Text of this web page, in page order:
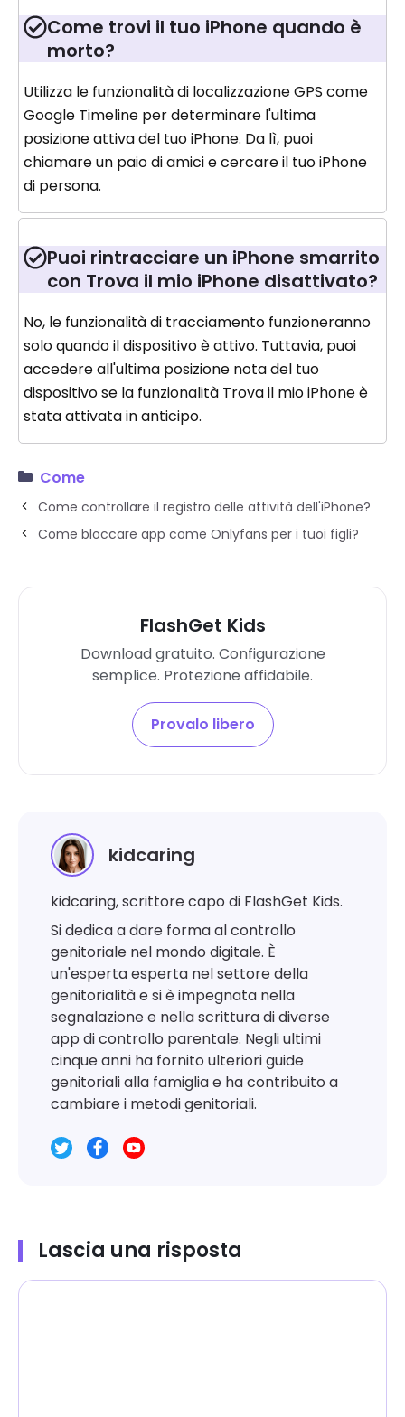
Come trovi il tuo iPhone quando è
morto?
Utilizza le funzionalità di localizzazione GPS come
Google Timeline per determinare l'ultima
posizione attiva del tuo iPhone. Da lì, puoi
chiamare un paio di amici e cercare il tuo iPhone
di persona.
Puoi rintracciare un iPhone smarrito
con Trova il mio iPhone disattivato?
No, le funzionalità di tracciamento funzioneranno
solo quando il dispositivo è attivo. Tuttavia, puoi
accedere all'ultima posizione nota del tuo
dispositivo se la funzionalità Trova il mio iPhone è
stata attivata in anticipo.
Come
Come controllare il registro delle attività dell'iPhone?
Come bloccare app come Onlyfans per i tuoi figli?
FlashGet Kids
Download gratuito. Configurazione
semplice. Protezione affidabile.
Provalo libero
kidcaring
kidcaring, scrittore capo di FlashGet Kids.
Si dedica a dare forma al controllo
genitoriale nel mondo digitale. È
un'esperta esperta nel settore della
genitorialità e si è impegnata nella
segnalazione e nella scrittura di diverse
app di controllo parentale. Negli ultimi
cinque anni ha fornito ulteriori guide
genitoriali alla famiglia e ha contribuito a
cambiare i metodi genitoriali.
Lascia una risposta